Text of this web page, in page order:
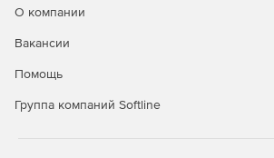
облачных сред и успешно отражайте
атаки.
О компании
Вакансии
Помощь
Группа компаний Softline